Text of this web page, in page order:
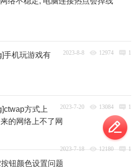
2023-8-8 12974 1
手机玩游戏有
2023-7-20 13084 1
方式上
的网络上不了网
2023-7-18 12180 1
钮颜色设置问题